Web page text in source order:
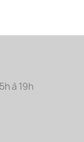
à 19h